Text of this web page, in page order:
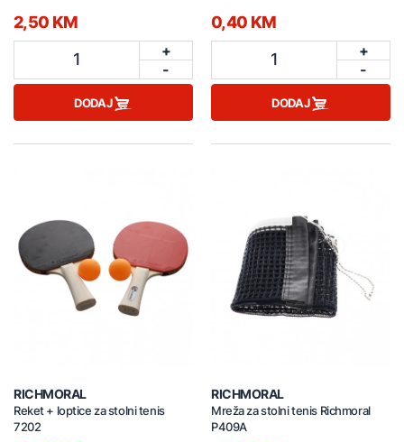
2,50 KM
1
+
-
DODAJ
0,40 KM
1
+
-
DODAJ
RICHMORAL
Reket + loptice za stolni tenis
7202
RICHMORAL
Mreža za stolni tenis Richmoral
P409A